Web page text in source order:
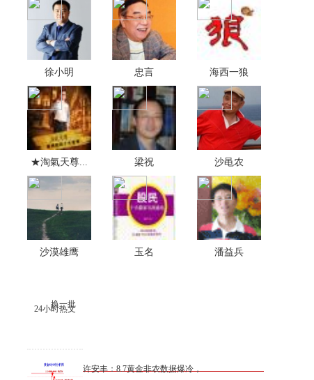
徐小明 忠言 海西一狼
★淘氣天尊... 梁祝 沙黾农
沙漠雄鹰 玉名 潘益兵
24小时热文
换一批
许安丰：8.7黄金非农数据爆冷，